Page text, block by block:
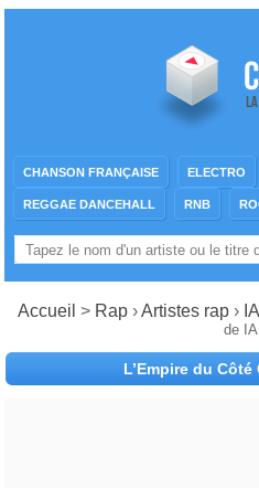
CHANSON FRANÇAISE ELECTRO
REGGAE DANCEHALL RNB
Accueil > Rap ›Artistes rap›
de
L’Empire du